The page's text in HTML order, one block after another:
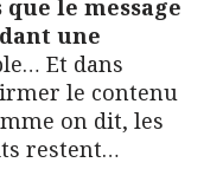
le message
une
Et dans
le contenu
on dit, les
restent…